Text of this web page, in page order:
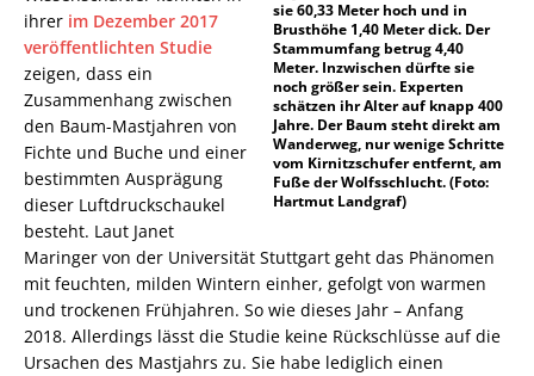
sie 60,33 Meter hoch und in
Brusthöhe 1,40 Meter dick. Der
Stammumfang betrug 4,40
Meter. Inzwischen dürfte sie
noch größer sein. Experten
schätzen ihr Alter auf knapp 400
Jahre. Der Baum steht direkt am
Wanderweg, nur wenige Schritte
vom Kirnitzschufer entfernt, am
Fuße der Wolfsschlucht. (Foto:
Hartmut Landgraf)
ihrer im Dezember 2017
veröffentlichten Studie
zeigen, dass ein
Zusammenhang zwischen
den Baum-Mastjahren von
Fichte und Buche und einer
bestimmten Ausprägung
dieser Luftdruckschaukel
besteht. Laut Janet
Maringer von der Universität Stuttgart geht das Phänomen
mit feuchten, milden Wintern einher, gefolgt von warmen
und trockenen Frühjahren. So wie dieses Jahr – Anfang
2018. Allerdings lässt die Studie keine Rückschlüsse auf die
Ursachen des Mastjahrs zu. Sie habe lediglich einen